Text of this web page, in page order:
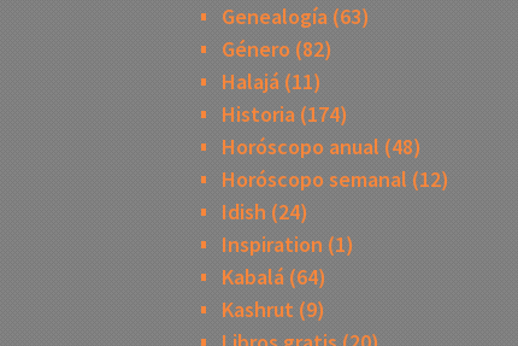
Genealogía (63)
Género (82)
Halajá (11)
Historia (174)
Horóscopo anual (48)
Horóscopo semanal (12)
Idish (24)
Inspiration (1)
Kabalá (64)
Kashrut (9)